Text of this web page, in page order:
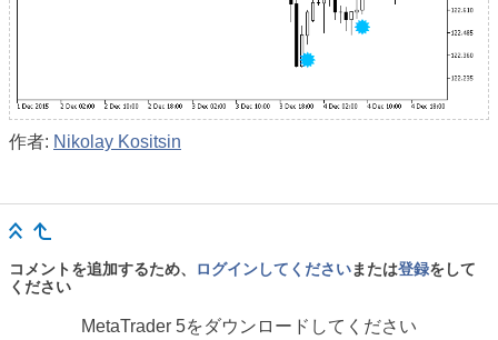
作者: Nikolay Kositsin
コメントを追加するため、 ログインしてくださいまたは登録をして
ください
MetaTrader 5をダウンロードしてください